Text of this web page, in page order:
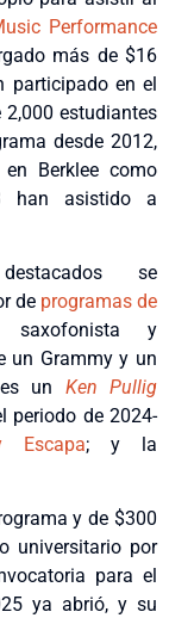
Performance
más de $16
participado en el
2,000 estudiantes
desde 2012,
Berklee como
han asistido a
se
de programas de
y
un Grammy y un
un Ken Pullig
periodo de 2024-
Escapa; y la
y de $300
universitario por
para el
ya abrió, y su